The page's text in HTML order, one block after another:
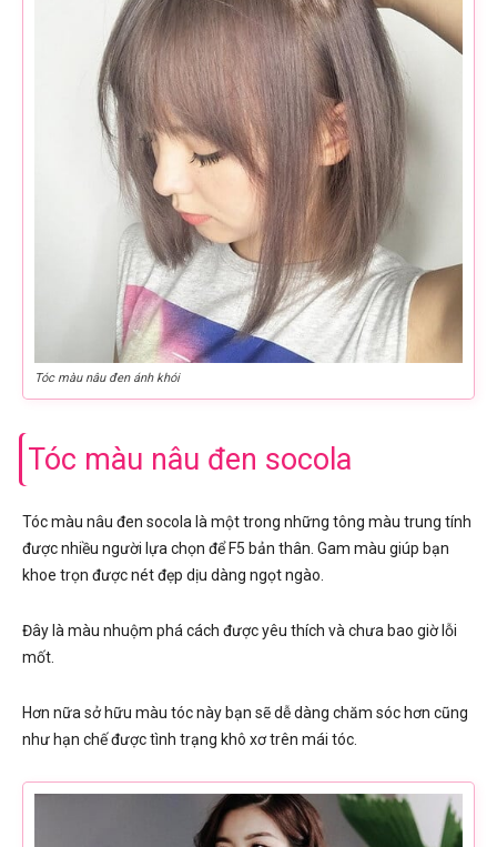
Tóc màu nâu đen ánh khói
Tóc màu nâu đen socola
Tóc màu nâu đen socola là một trong những tông màu trung tính
được nhiều người lựa chọn để F5 bản thân. Gam màu giúp bạn
khoe trọn được nét đẹp dịu dàng ngọt ngào.
Đây là màu nhuộm phá cách được yêu thích và chưa bao giờ lỗi
mốt.
Hơn nữa sở hữu màu tóc này bạn sẽ dễ dàng chăm sóc hơn cũng
như hạn chế được tình trạng khô xơ trên mái tóc.